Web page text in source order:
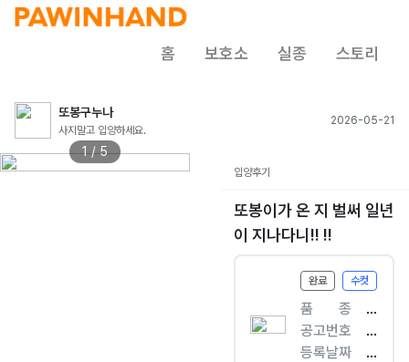
홈 보호소 실종 스토리
또봉구누나
사지말고 입양하세요.
2026-05-21
1 / 5
입양후기
또봉이가 온 지 벌써 일년
이 지나다니!! !!
완료 수컷
품ㅤㅤ종
[
개
]
공고번호
경
기
등록날짜
2